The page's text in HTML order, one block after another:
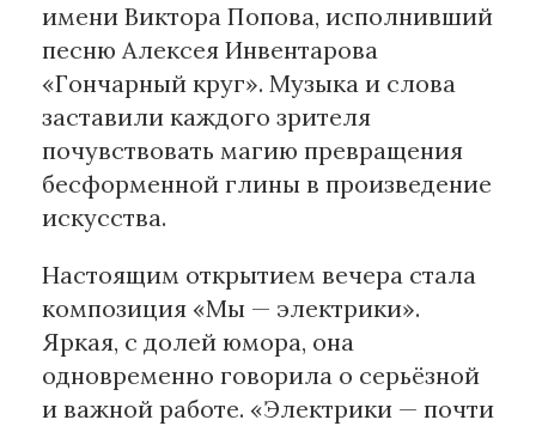
имени Виктора Попова, исполнивший
песню Алексея Инвентарова
«Гончарный круг». Музыка и слова
заставили каждого зрителя
почувствовать магию превращения
бесформенной глины в произведение
искусства.
Настоящим открытием вечера стала
композиция «Мы — электрики».
Яркая, с долей юмора, она
одновременно говорила о серьёзной
и важной работе. «Электрики — почти